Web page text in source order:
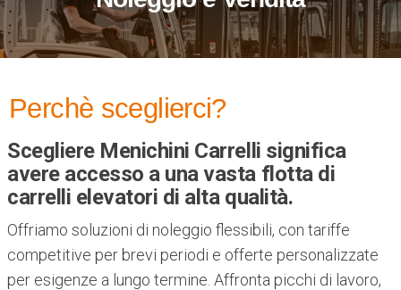
Perchè sceglierci?
Scegliere Menichini Carrelli significa
avere accesso a una vasta flotta di
carrelli elevatori di alta qualità.
Offriamo soluzioni di noleggio flessibili, con tariffe
competitive per brevi periodi e offerte personalizzate
per esigenze a lungo termine. Affronta picchi di lavoro,